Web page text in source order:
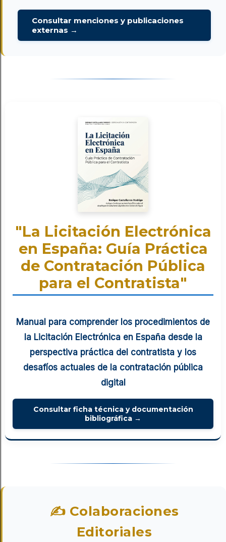
Consultar menciones y publicaciones
externas →
"La Licitación Electrónica
en España: Guía Práctica
de Contratación Pública
para el Contratista"
Manual para comprender los procedimientos de
la Licitación Electrónica en España desde la
perspectiva práctica del contratista y los
desafíos actuales de la contratación pública
digital
Consultar ficha técnica y documentación
bibliográfica →
✍ Colaboraciones
Editoriales